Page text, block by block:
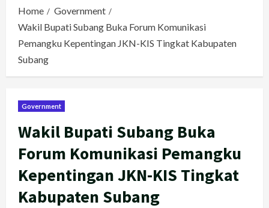
Home
Government
Wakil Bupati Subang Buka Forum Komunikasi
Pemangku Kepentingan JKN-KIS Tingkat Kabupaten
Subang
Government
Wakil Bupati Subang Buka
Forum Komunikasi Pemangku
Kepentingan JKN-KIS Tingkat
Kabupaten Subang